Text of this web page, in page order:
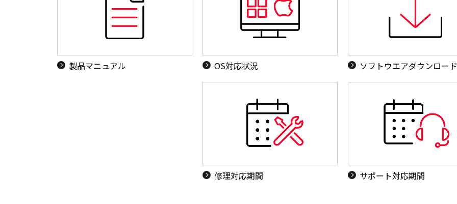
製品マニュアル OS対応状況 ソフトウエアダウンロード
修理対応期間 サポート対応期間